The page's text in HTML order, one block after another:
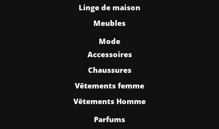
Linge de maison
Meubles
Mode
Accessoires
Chaussures
Vêtements femme
Vêtements Homme
Parfums